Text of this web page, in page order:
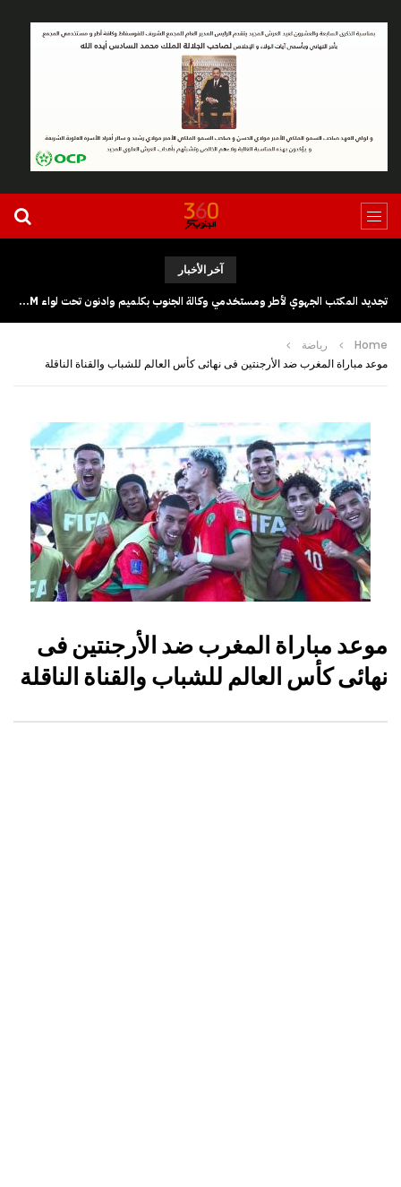
آخر الأخبار
تجديد المكتب الجهوي لأطر ومستخدمي وكالة الجنوب بكلميم وادنون تحت لواء UGTM
Home
رياضة
موعد مباراة المغرب ضد الأرجنتين فى نهائى كأس العالم للشباب والقناة الناقلة
موعد مباراة المغرب ضد الأرجنتين فى
نهائى كأس العالم للشباب والقناة الناقلة